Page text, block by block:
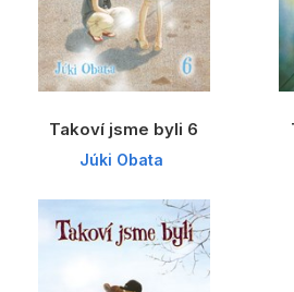
Takoví jsme byli 6
Júki Obata